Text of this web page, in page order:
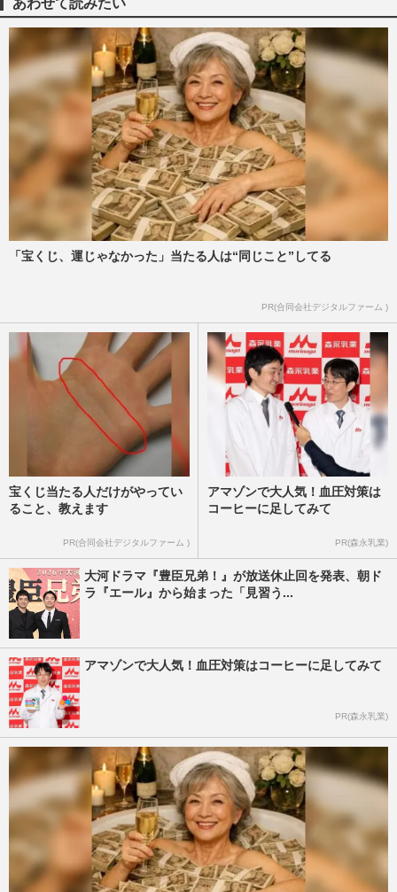
【横山裕】ドッキリGPで骨折！ 番組に批
判殺到、危険性指摘の“前科”
週刊女性2026年1月6日・13日号 2025/12/23
出川哲朗はクマとキス、藤原喜明は檻の中
で生身バトル…“今じゃ絶対放送禁止”の対
クマTV番組エピソード
週刊女性PRIME 2025/11/23
出川哲朗、頸椎症性神経根症を告白に「着
るだけで…」謳い文句の医療機器『リライ
ブシャツα』CMが見ていら…
あわせて読みたい
「宝くじ、運じゃなかった」当たる人は“同じこと”してる
PR(合同会社デジタルファーム )
宝くじ当たる人だけがやってい
ること、教えます
PR(合同会社デジタルファーム )
アマゾンで大人気！血圧対策は
コーヒーに足してみて
PR(森永乳業)
大河ドラマ『豊臣兄弟！』が放送休止回を発表、朝ド
ラ『エール』から始まった「見習う...
アマゾンで大人気！血圧対策はコーヒーに足してみて
PR(森永乳業)